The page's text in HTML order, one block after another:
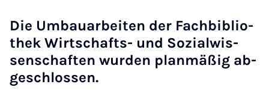
Die Um­bau­a­r­bei­ten der Fach­bi­blio­
thek Wirt­schafts- und So­zi­al­wis­
sen­schaf­ten wur­den plan­mä­ßig ab­
ge­schlos­sen.